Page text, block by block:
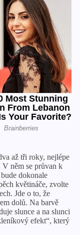
až tři roky, nejlépe
V něm se průvan k
dokonale
květináče, zvolte
Jde o to, že
dolů. Na barvě
slunce a na slunci
efekt“, který